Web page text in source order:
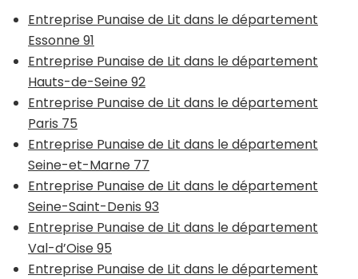
Entreprise Punaise de Lit dans le département
Essonne 91
Entreprise Punaise de Lit dans le département
Hauts-de-Seine 92
Entreprise Punaise de Lit dans le département
Paris 75
Entreprise Punaise de Lit dans le département
Seine-et-Marne 77
Entreprise Punaise de Lit dans le département
Seine-Saint-Denis 93
Entreprise Punaise de Lit dans le département
Val-d’Oise 95
Entreprise Punaise de Lit dans le département